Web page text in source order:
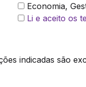
Economia,
Li e aceito os
indicadas são